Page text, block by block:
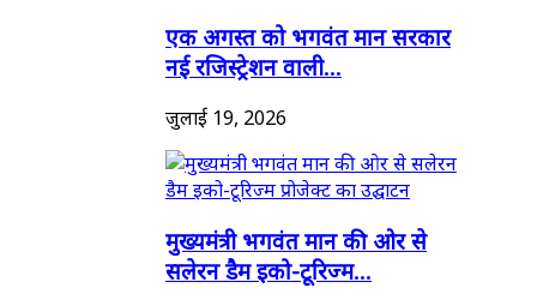
एक अगस्त को भगवंत मान सरकार
नई रजिस्ट्रेशन वाली...
जुलाई 19, 2026
मुख्यमंत्री भगवंत मान की ओर से
सलेरन डैम इको-टूरिज्म...